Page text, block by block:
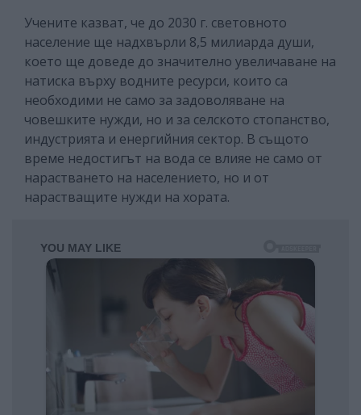
Учените казват, че до 2030 г. световното
население ще надхвърли 8,5 милиарда души,
което ще доведе до значително увеличаване на
натиска върху водните ресурси, които са
необходими не само за задоволяване на
човешките нужди, но и за селското стопанство,
индустрията и енергийния сектор. В същото
време недостигът на вода се влияе не само от
нарастването на населението, но и от
нарастващите нужди на хората.